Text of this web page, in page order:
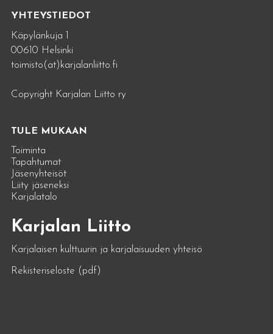
YHTEYSTIEDOT
Käpylänkuja 1
00610 Helsinki
toimisto(at)karjalanliitto.fi
Copyright Karjalan Liitto ry
TULE MUKAAN
Toiminta
Tapahtumat
Jäsenyhteisöt
Liity jäseneksi
Karjalatalo
Karjalan Liitto
Karjalaisen kulttuurin ja karjalaisuuden yhteisö
Rekisteriseloste (pdf)